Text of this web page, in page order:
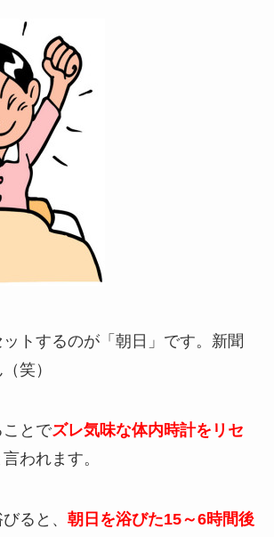
トするのが「朝日」です。新聞
笑）
とでズレ気味な体内時計をリセ
言われます。
ると、 朝日を浴びた15～6時間後